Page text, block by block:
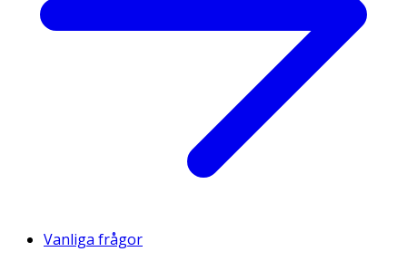
Vanliga frågor